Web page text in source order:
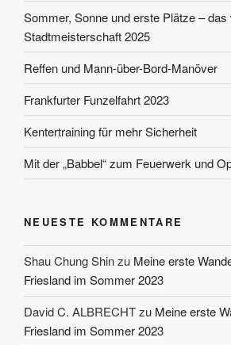
Sommer, Sonne und erste Plätze – das
Stadtmeisterschaft 2025
Reffen und Mann-über-Bord-Manöver
Frankfurter Funzelfahrt 2023
Kentertraining für mehr Sicherheit
Mit der „Babbel“ zum Feuerwerk und
NEUESTE KOMMENTARE
Shau Chung Shinzu Meine erste
Friesland im Sommer 2023
David C. ALBRECHTzu Meine erste
Friesland im Sommer 2023